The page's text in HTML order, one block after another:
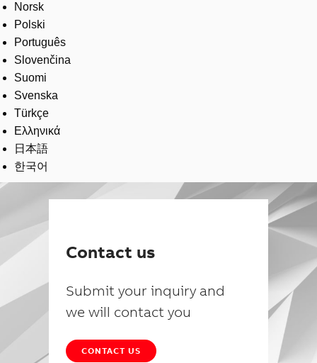
Norsk
Polski
Português
Slovenčina
Suomi
Svenska
Türkçe
Ελληνικά
日本語
한국어
Contact us
Submit your inquiry and
we will contact you
CONTACT US